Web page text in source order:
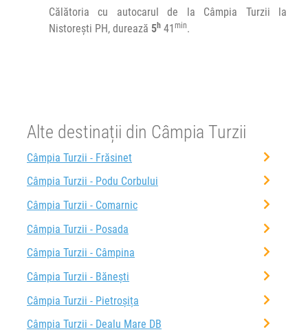
Nistorești Belvedere Motel Restaurant
Călătoria cu autocarul de la Câmpia Turzii la
Nistorești PH, durează 5h 41 min.
Alte destinații din Câmpia Turzii
Câmpia Turzii - Frăsinet
Câmpia Turzii - Podu Corbului
Câmpia Turzii - Comarnic
Câmpia Turzii - Posada
Câmpia Turzii - Câmpina
Câmpia Turzii - Bănești
Câmpia Turzii - Pietroșița
Câmpia Turzii - Dealu Mare DB